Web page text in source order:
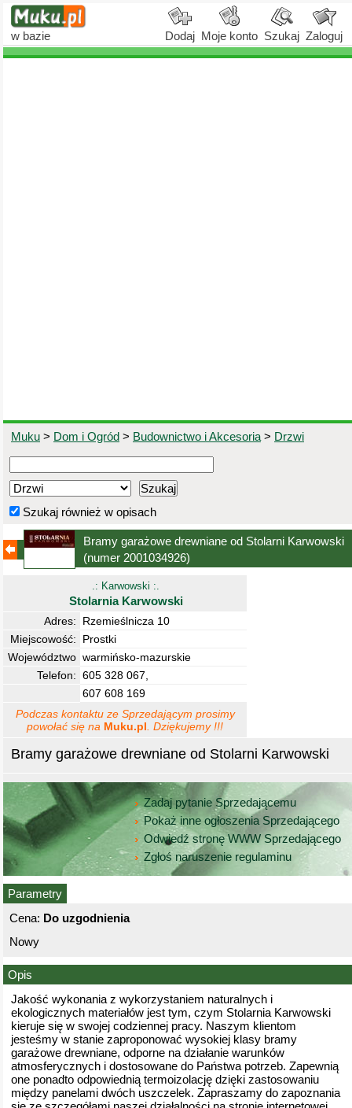
w bazie Dodaj Moje konto Szukaj Zaloguj
Muku > Dom i Ogród > Budownictwo i Akcesoria > Drzwi
Szukaj również w opisach
Bramy garażowe drewniane od Stolarni Karwowski
(numer 2001034926)
Bramy garażowe drewniane od Stolarni Karwowski
Zadaj pytanie Sprzedającemu
Pokaż inne ogłoszenia Sprzedającego
Odwiedź stronę WWW Sprzedającego
Zgłoś naruszenie regulaminu
Parametry
Cena: Do uzgodnienia
Nowy
.: Karwowski :.
Stolarnia Karwowski
Adres:
Rzemieślnicza 10
Miejscowość:
Prostki
Województwo warmińsko-mazurskie
Telefon: 605 328 067,
607 608 169
Podczas kontaktu ze Sprzedającym prosimy
powołać się na Muku.pl . Dziękujemy !!!
Opis
Jakość wykonania z wykorzystaniem naturalnych i
ekologicznych materiałów jest tym, czym Stolarnia Karwowski
kieruje się w swojej codziennej pracy. Naszym klientom
jesteśmy w stanie zaproponować wysokiej klasy bramy
garażowe drewniane, odporne na działanie warunków
atmosferycznych i dostosowane do Państwa potrzeb. Zapewnią
one ponadto odpowiednią termoizolację dzięki zastosowaniu
między panelami dwóch uszczelek. Zapraszamy do zapoznania